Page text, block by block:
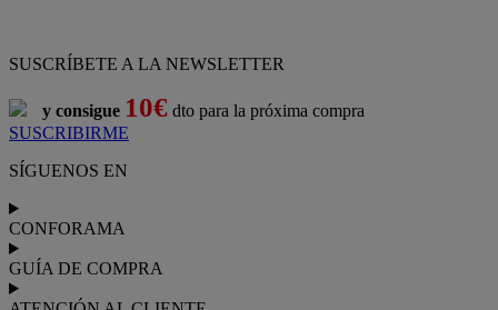
SUSCRÍBETE A LA NEWSLETTER
y consigue 10€ dto para la próxima compra
SUSCRIBIRME
SÍGUENOS EN
CONFORAMA
GUÍA DE COMPRA